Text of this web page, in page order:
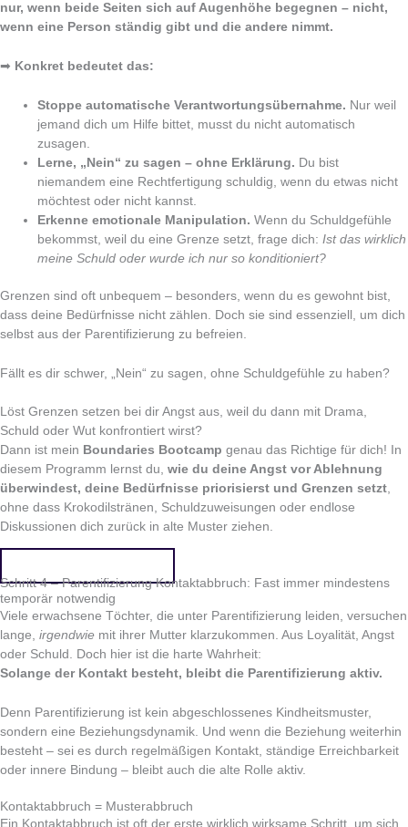
nur, wenn beide Seiten sich auf Augenhöhe begegnen – nicht,
wenn eine Person ständig gibt und die andere nimmt.
➡ Konkret bedeutet das:
Stoppe automatische Verantwortungsübernahme. Nur weil
jemand dich um Hilfe bittet, musst du nicht automatisch
zusagen.
Lerne, „Nein“ zu sagen – ohne Erklärung. Du bist
niemandem eine Rechtfertigung schuldig, wenn du etwas nicht
möchtest oder nicht kannst.
Erkenne emotionale Manipulation. Wenn du Schuldgefühle
bekommst, weil du eine Grenze setzt, frage dich: Ist das wirklich
meine Schuld oder wurde ich nur so konditioniert?
Grenzen sind oft unbequem – besonders, wenn du es gewohnt bist,
dass deine Bedürfnisse nicht zählen. Doch sie sind essenziell, um dich
selbst aus der Parentifizierung zu befreien.
Fällt es dir schwer, „Nein“ zu sagen, ohne Schuldgefühle zu haben?
Löst Grenzen setzen bei dir Angst aus, weil du dann mit Drama,
Schuld oder Wut konfrontiert wirst?
Dann ist mein Boundaries Bootcamp genau das Richtige für dich! In
diesem Programm lernst du, wie du deine Angst vor Ablehnung
überwindest, deine Bedürfnisse priorisierst und Grenzen setzt,
ohne dass Krokodilstränen, Schuldzuweisungen oder endlose
Diskussionen dich zurück in alte Muster ziehen.
Schritt 4 – Parentifizierung Kontaktabbruch: Fast immer mindestens
temporär notwendig
Viele erwachsene Töchter, die unter Parentifizierung leiden, versuchen
lange, irgendwie mit ihrer Mutter klarzukommen. Aus Loyalität, Angst
oder Schuld. Doch hier ist die harte Wahrheit:
Solange der Kontakt besteht, bleibt die Parentifizierung aktiv.
Denn Parentifizierung ist kein abgeschlossenes Kindheitsmuster,
sondern eine Beziehungsdynamik. Und wenn die Beziehung weiterhin
besteht – sei es durch regelmäßigen Kontakt, ständige Erreichbarkeit
oder innere Bindung – bleibt auch die alte Rolle aktiv.
Kontaktabbruch = Musterabbruch
Ein Kontaktabbruch ist oft der erste wirklich wirksame Schritt, um sich